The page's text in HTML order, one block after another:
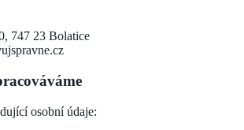
747 23 Bolatice
osobní údaje: